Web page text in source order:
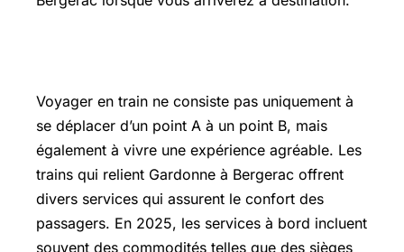
Voyager en train ne consiste pas uniquement à
se déplacer d’un point A à un point B, mais
également à vivre une expérience agréable. Les
trains qui relient Gardonne à Bergerac offrent
divers services qui assurent le confort des
passagers. En 2025, les services à bord incluent
souvent des commodités telles que des sièges